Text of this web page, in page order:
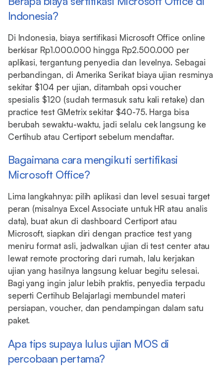
Indonesia?
Di Indonesia, biaya sertifikasi Microsoft Office online
berkisar Rp1.000.000 hingga Rp2.500.000 per
aplikasi, tergantung penyedia dan levelnya. Sebagai
perbandingan, di Amerika Serikat biaya ujian resminya
sekitar $104 per ujian, ditambah opsi voucher
spesialis $120 (sudah termasuk satu kali retake) dan
practice test GMetrix sekitar $40-75. Harga bisa
berubah sewaktu-waktu, jadi selalu cek langsung ke
Certihub atau Certiport sebelum mendaftar.
Bagaimana cara mengikuti sertifikasi
Microsoft Office?
Lima langkahnya: pilih aplikasi dan level sesuai target
peran (misalnya Excel Associate untuk HR atau analis
data), buat akun di dashboard Certiport atau
Microsoft, siapkan diri dengan practice test yang
meniru format asli, jadwalkan ujian di test center atau
lewat remote proctoring dari rumah, lalu kerjakan
ujian yang hasilnya langsung keluar begitu selesai.
Bagi yang ingin jalur lebih praktis, penyedia terpadu
seperti Certihub Belajarlagi membundel materi
persiapan, voucher, dan pendampingan dalam satu
paket.
Apa tips supaya lulus ujian MOS di
percobaan pertama?